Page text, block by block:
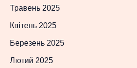
Травень 2025
Квітень 2025
Березень 2025
Лютий 2025